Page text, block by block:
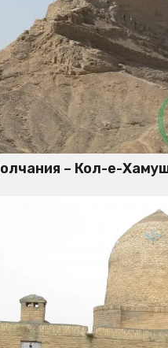
– Кол-е-